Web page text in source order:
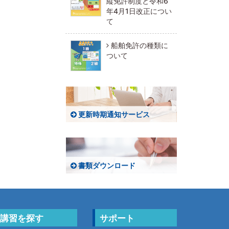
年4月1日改正につい
て
船舶免許の種類に
ついて
更新時期通知サービス
書類ダウンロード
講習を探す サポート